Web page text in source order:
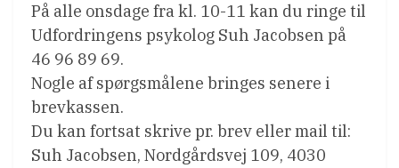
På alle onsdage fra kl. 10-11 kan du ringe til
Udfordringens psykolog Suh Jacobsen på
46 96 89 69.
Nogle af spørgsmålene bringes senere i
brevkassen.
Du kan fortsat skrive pr. brev eller mail til:
Suh Jacobsen, Nordgårdsvej 109, 4030